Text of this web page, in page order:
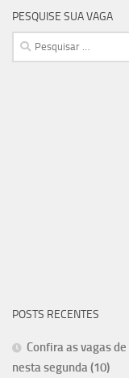
PESQUISE SUA VAGA
Pesquisar
por:
POSTS RECENTES
Confira as vagas
nesta segunda (10)